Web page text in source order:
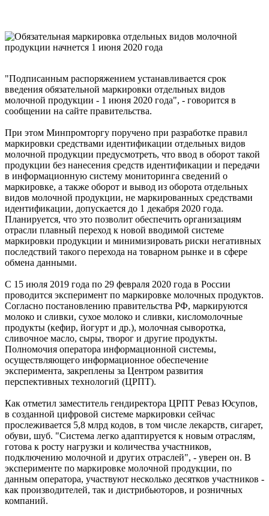
"Подписанным распоряжением устанавливается срок
введения обязательной маркировки отдельных видов
молочной продукции - 1 июня 2020 года", - говорится в
сообщении на сайте правительства.
При этом Минпромторгу поручено при разработке правил
маркировки средствами идентификации отдельных видов
молочной продукции предусмотреть, что ввод в оборот такой
продукции без нанесения средств идентификации и передачи
в информационную систему мониторинга сведений о
маркировке, а также оборот и вывод из оборота отдельных
видов молочной продукции, не маркированных средствами
идентификации, допускается до 1 декабря 2020 года.
Планируется, что это позволит обеспечить организациям
отрасли плавный переход к новой вводимой системе
маркировки продукции и минимизировать риски негативных
последствий такого перехода на товарном рынке и в сфере
обмена данными.
С 15 июля 2019 года по 29 февраля 2020 года в России
проводится эксперимент по маркировке молочных продуктов.
Согласно постановлению правительства РФ, маркируются
молоко и сливки, сухое молоко и сливки, кисломолочные
продукты (кефир, йогурт и др.), молочная сыворотка,
сливочное масло, сыры, творог и другие продукты.
Полномочия оператора информационной системы,
осуществляющего информационное обеспечение
эксперимента, закреплены за Центром развития
перспективных технологий (ЦРПТ).
Как отметил заместитель гендиректора ЦРПТ Реваз Юсупов,
в созданной цифровой системе маркировки сейчас
прослеживается 5,8 млрд кодов, в том числе лекарств, сигарет,
обуви, шуб. "Система легко адаптируется к новым отраслям,
готова к росту нагрузки и количества участников,
подключению молочной и других отраслей", - уверен он. В
эксперименте по маркировке молочной продукции, по
данным оператора, участвуют несколько десятков участников -
как производителей, так и дистрибьюторов, и розничных
компаний.